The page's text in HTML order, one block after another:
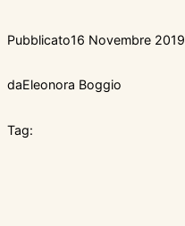
Pubblicato16 Novembre 2019
daEleonora Boggio
Tag: